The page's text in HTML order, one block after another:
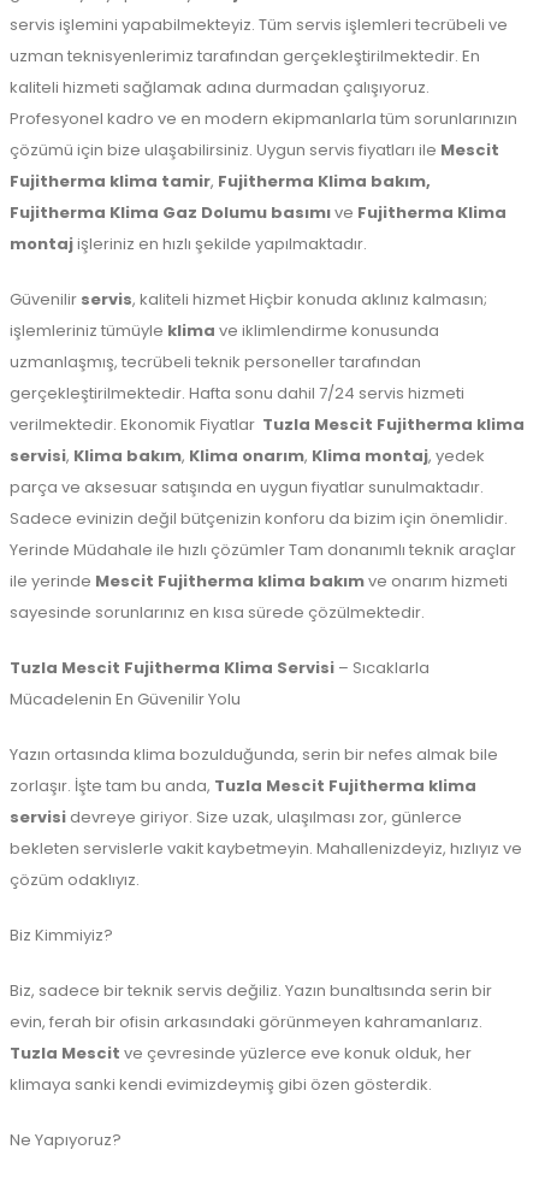
servis işlemini yapabilmekteyiz. Tüm servis işlemleri tecrübeli ve
uzman teknisyenlerimiz tarafından gerçekleştirilmektedir. En
kaliteli hizmeti sağlamak adına durmadan çalışıyoruz.
Profesyonel kadro ve en modern ekipmanlarla tüm sorunlarınızın
çözümü için bize ulaşabilirsiniz. Uygun servis fiyatları ile Mescit
Fujitherma klima tamir, Fujitherma Klima bakım,
Fujitherma Klima Gaz Dolumu basımıve Fujitherma Klima
montajişleriniz en hızlı şekilde yapılmaktadır.
Güvenilir servis, kaliteli hizmet Hiçbir konuda aklınız kalmasın;
işlemleriniz tümüyle klima ve iklimlendirme konusunda
uzmanlaşmış, tecrübeli teknik personeller tarafından
gerçekleştirilmektedir. Hafta sonu dahil 7/24 servis hizmeti
verilmektedir. Ekonomik Fiyatlar Tuzla Mescit Fujitherma klima
servisi, Klima bakım, Klima onarım, Klima montaj, yedek
parça ve aksesuar satışında en uygun fiyatlar sunulmaktadır.
Sadece evinizin değil bütçenizin konforu da bizim için önemlidir.
Yerinde Müdahale ile hızlı çözümler Tam donanımlı teknik araçlar
ile yerinde Mescit Fujitherma klima bakımve onarım hizmeti
sayesinde sorunlarınız en kısa sürede çözülmektedir.
Tuzla Mescit Fujitherma Klima Servisi – Sıcaklarla
Mücadelenin En Güvenilir Yolu
Yazın ortasında klima bozulduğunda, serin bir nefes almak bile
zorlaşır. İşte tam bu anda, Tuzla Mescit Fujitherma klima
servisi devreye giriyor. Size uzak, ulaşılması zor, günlerce
bekleten servislerle vakit kaybetmeyin. Mahallenizdeyiz, hızlıyız ve
çözüm odaklıyız.
Biz Kimmiyiz?
Biz, sadece bir teknik servis değiliz. Yazın bunaltısında serin bir
evin, ferah bir ofisin arkasındaki görünmeyen kahramanlarız.
Tuzla Mescit ve çevresinde yüzlerce eve konuk olduk, her
klimaya sanki kendi evimizdeymiş gibi özen gösterdik.
Ne Yapıyoruz?